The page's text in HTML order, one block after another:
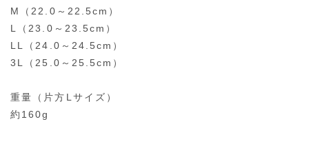
M（22.0～22.5cm）
L（23.0～23.5cm）
LL（24.0～24.5cm）
3L（25.0～25.5cm）
重量（片方Lサイズ）
約160g